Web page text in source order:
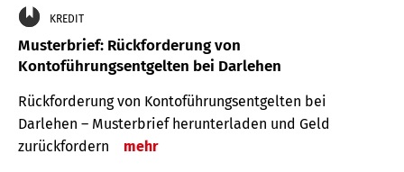
KREDIT
Musterbrief: Rückforderung von
Kontoführungsentgelten bei Darlehen
Rückforderung von Kontoführungsentgelten bei
Darlehen – Musterbrief herunterladen und Geld
zurückfordern
mehr